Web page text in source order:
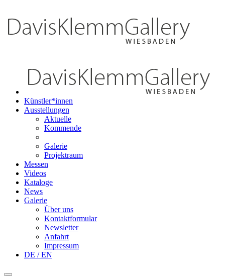
Künstler*innen
Ausstellungen
Aktuelle
Kommende
Galerie
Projektraum
Messen
Videos
Kataloge
News
Galerie
Über uns
Kontaktformular
Newsletter
Anfahrt
Impressum
DE / EN